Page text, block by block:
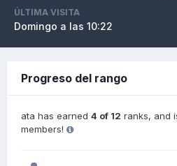
ÚLTIMA VISITA
Domingo a las 10:22
Progreso del rango
ata has earned 4 of 12 ranks, and
members!